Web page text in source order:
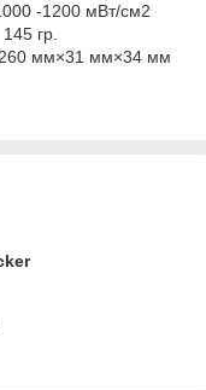
-1200 мВт/см2
мм×34 мм